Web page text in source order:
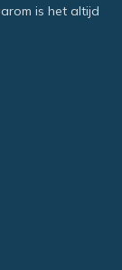
is het altijd